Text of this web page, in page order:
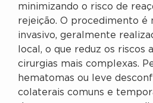
minimizando o risco de
rejeição. O procedimento é
invasivo, geralmente
local, o que reduz os riscos
cirurgias mais complexas.
hematomas ou leve
colaterais comuns e